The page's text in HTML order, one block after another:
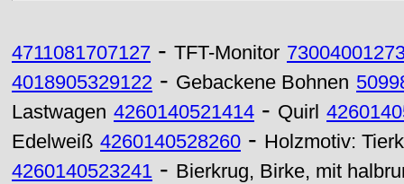
4711081707127 - TFT-Monitor
4018905329122 - Gebackene Bohnen
Lastwagen 4260140521414 - Quirl
Edelweiß 4260140528260 - Holzmotiv:
4260140523241 - Bierkrug, Birke, mit